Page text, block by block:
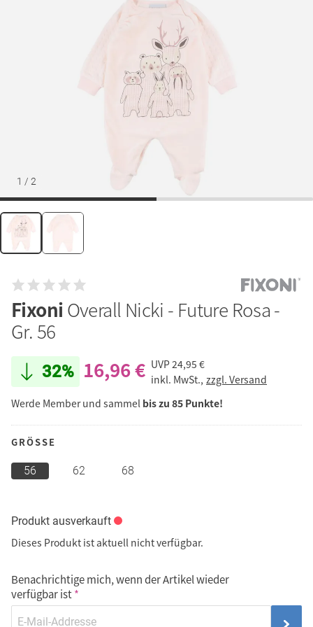
1 / 2
FixoniOverall Nicki - Future Rosa -
Gr. 56
32% 16,96 € UVP24,95 €
inkl. MwSt., zzgl. Versand
Werde Member und sammel bis zu 85 Punkte!
GRÖSSE
56 62 68
Produkt ausverkauft
Dieses Produkt ist aktuell nicht verfügbar.
Benachrichtige mich, wenn der Artikel wieder
verfügbar ist